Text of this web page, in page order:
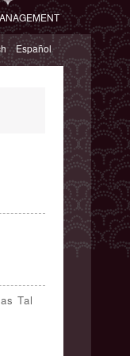
Español
Tal